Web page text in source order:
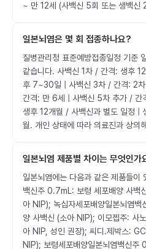
~ 만 12세 (사백신 5회 또는 생백신
일본뇌염은 몇 회 접종하나요?
질병관리청 표준예방접종일정 기준
같습니다. 사백신 1차 / 간격: 생후
후 7~30일 | 사백신 3차 / 간격: 2
간격: 만 6세 | 사백신 5차 추가 / 간
생후 12개월 / 사백신과 별도 일정 |
월. 개인 상태에 따라 의료진과 상의
일본뇌염 제품별 차이는 무엇인가
일본뇌염에는 다음과 같은 제품들이
백신주 0.7mL: 보령 세포배양 사
아 NIP); 녹십자세포배양일본뇌염
양 사백신 (소아 NIP); 이모젭주: 사
아 NIP, 성인 권장); 씨디.제박스:
NIP); 보령세포배양일본뇌염백신주